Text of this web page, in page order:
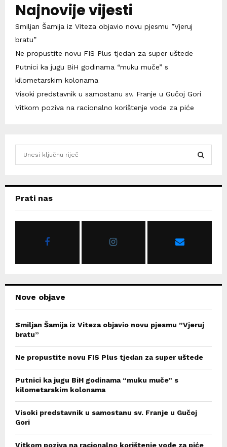
Najnovije vijesti
Smiljan Šamija iz Viteza objavio novu pjesmu ”Vjeruj
bratu”
Ne propustite novu FIS Plus tjedan za super uštede
Putnici ka jugu BiH godinama “muku muče” s
kilometarskim kolonama
Visoki predstavnik u samostanu sv. Franje u Gučoj Gori
Vitkom poziva na racionalno korištenje vode za piće
hPrati nas
Nove objave
Smiljan Šamija iz Viteza objavio novu pjesmu ”Vjeruj
bratu”
Ne propustite novu FIS Plus tjedan za super uštede
Putnici ka jugu BiH godinama “muku muče” s
kilometarskim kolonama
Visoki predstavnik u samostanu sv. Franje u Gučoj
Gori
Vitkom poziva na racionalno korištenje vode za piće